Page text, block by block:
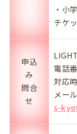
・小
チケ
申込
み
問合
せ
電話
対応
メー
s-